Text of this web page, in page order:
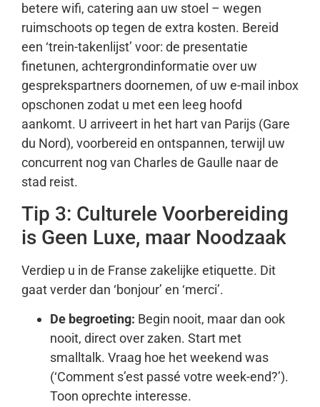
betere wifi, catering aan uw stoel – wegen
ruimschoots op tegen de extra kosten. Bereid
een ‘trein-takenlijst’ voor: de presentatie
finetunen, achtergrondinformatie over uw
gesprekspartners doornemen, of uw e-mail inbox
opschonen zodat u met een leeg hoofd
aankomt. U arriveert in het hart van Parijs (Gare
du Nord), voorbereid en ontspannen, terwijl uw
concurrent nog van Charles de Gaulle naar de
stad reist.
Tip 3: Culturele Voorbereiding
is Geen Luxe, maar Noodzaak
Verdiep u in de Franse zakelijke etiquette. Dit
gaat verder dan ‘bonjour’ en ‘merci’.
De begroeting: Begin nooit, maar dan ook
nooit, direct over zaken. Start met
smalltalk. Vraag hoe het weekend was
(‘Comment s’est passé votre week-end?’).
Toon oprechte interesse.